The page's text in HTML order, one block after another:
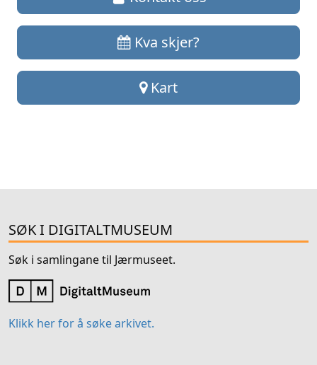
Kva skjer?
Kart
SØK I DIGITALTMUSEUM
Søk i samlingane til Jærmuseet.
Klikk her for å søke arkivet.